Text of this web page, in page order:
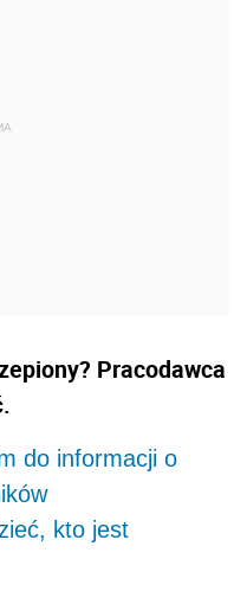
Pracodawca
do informacji o
kto jest